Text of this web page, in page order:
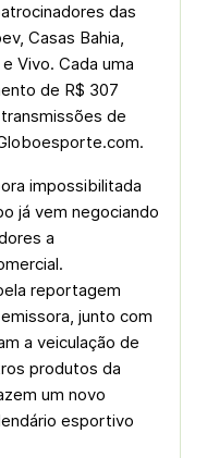
das
Casas Bahia,
Vivo. Cada uma
de R$ 307
de
impossibilitada
já vem negociando
a
reportagem
junto com
a veiculação de
produtos da
um novo
esportivo